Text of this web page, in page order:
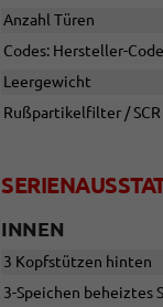
Anzahl Türen
Codes: Hersteller-Code
Leergewicht
Rußpartikelfilter / SCR
INNEN
3 Kopfstützen hinten
3-Speichen beheiztes